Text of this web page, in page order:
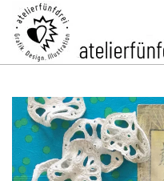
Skip to main content